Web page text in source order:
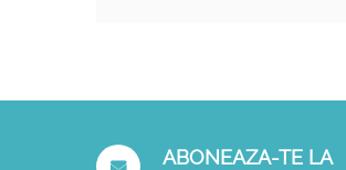
ABONEAZA-TE LA